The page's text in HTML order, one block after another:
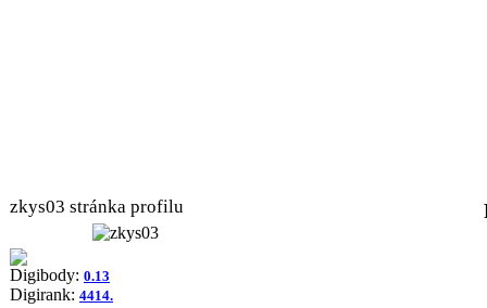
zkys03 stránka profilu
Digibody: 0.13
Digirank: 4414.